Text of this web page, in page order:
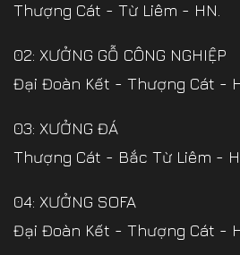
Thượng Cát - Từ Liêm - HN.
02: XƯỞNG GỖ CÔNG NGHIỆP
Đại Đoàn Kết - Thượng Cát -
03: XƯỞNG ĐÁ
Thượng Cát - Bắc Từ Liêm -
04: XƯỞNG SOFA
Đại Đoàn Kết - Thượng Cát -